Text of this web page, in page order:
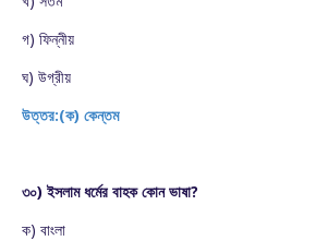
গ) ফিন্নীয়
ঘ) উগ্রীয়
উত্তর:(ক) কেন্তম
৩০) ইসলাম ধর্মের বাহক কোন ভাষা?
ক) বাংলা